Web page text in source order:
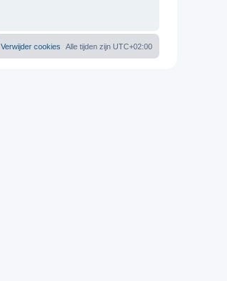
Alle tijden zijn UTC+02:00
Verwijder cookies